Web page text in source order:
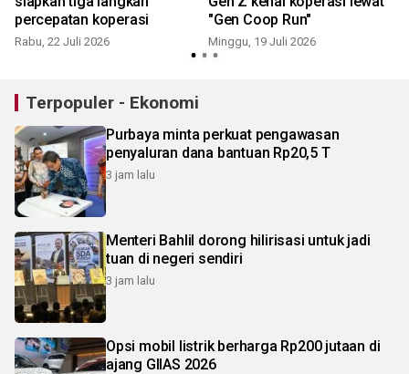
percepatan koperasi
Rabu, 22 Juli 2026
"Gen Coop Run"
Minggu, 19 Juli 2026
Terpopuler - Ekonomi
Purbaya minta perkuat pengawasan
penyaluran dana bantuan Rp20,5 T
3 jam lalu
Menteri Bahlil dorong hilirisasi untuk jadi
tuan di negeri sendiri
3 jam lalu
Opsi mobil listrik berharga Rp200 jutaan di
ajang GIIAS 2026